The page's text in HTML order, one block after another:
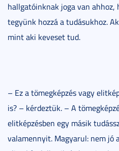
hallgatóinknak joga van
tegyünk hozzá a tudásukhoz.
mint aki keveset tud.
– Ez a tömegképzés vagy
is? – kérdeztük. – A
elitképzésben egy másik
valamennyit. Magyarul: nem jó